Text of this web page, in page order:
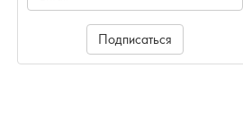
Подписаться